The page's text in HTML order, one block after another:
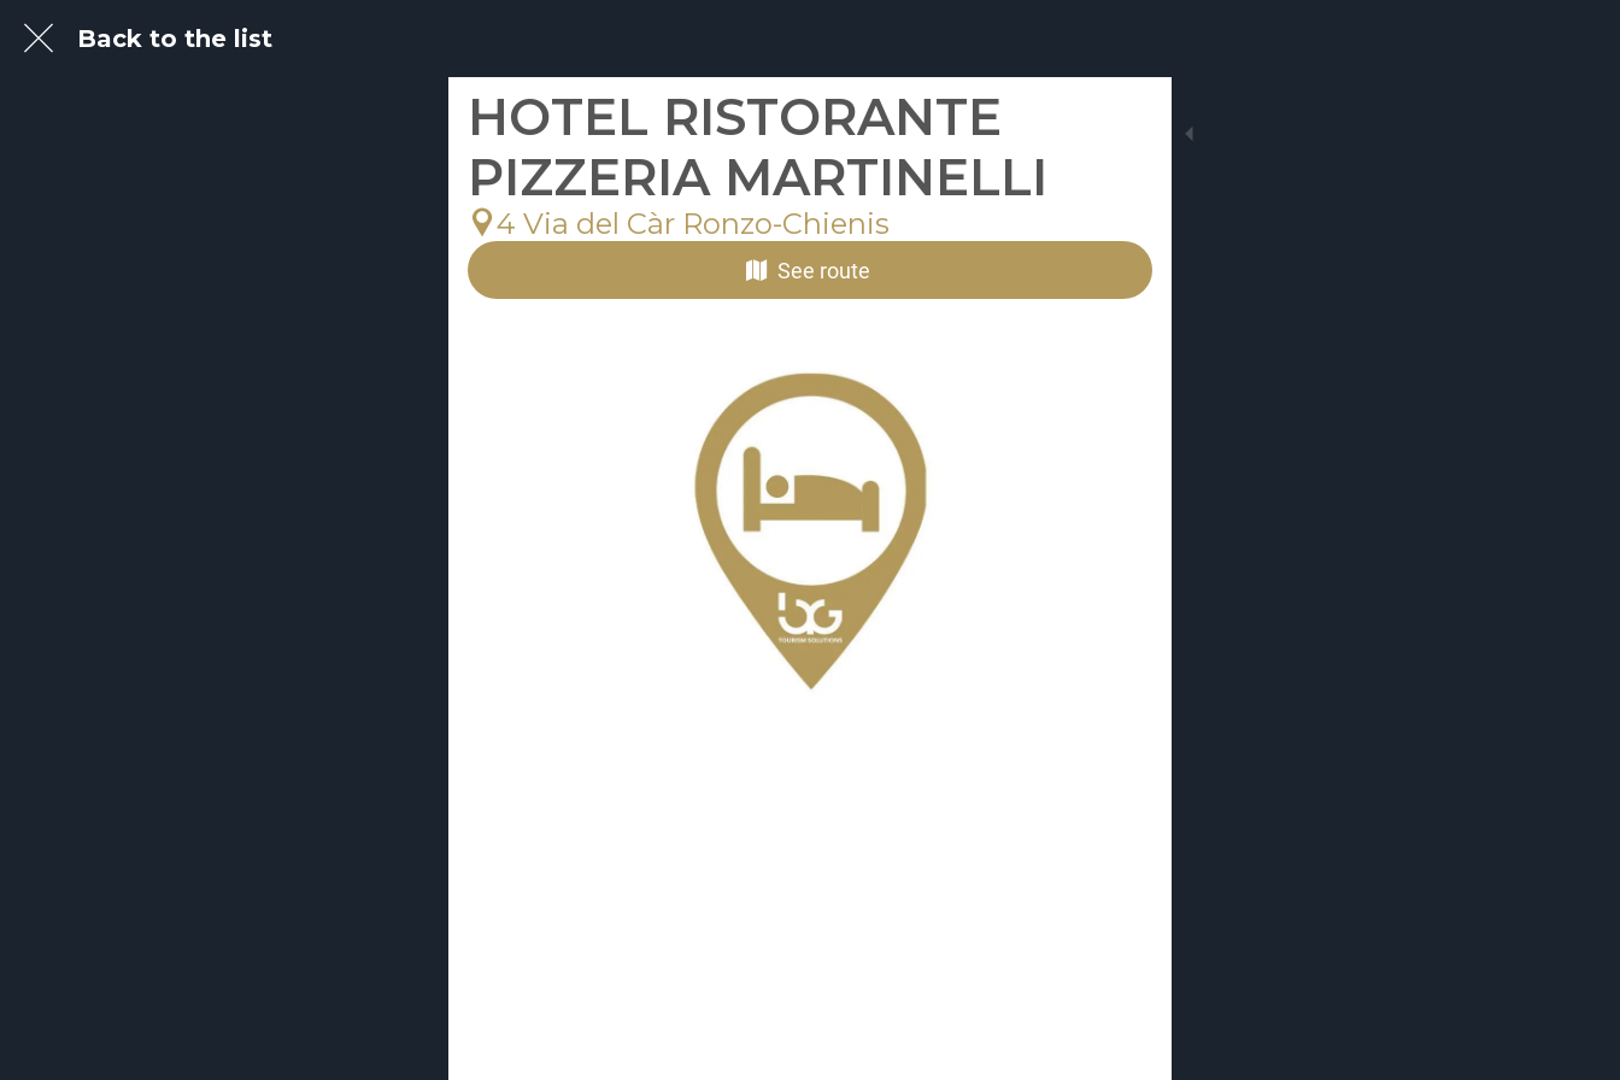
Back to the list
HOTEL RISTORANTE
PIZZERIA MARTINELLI
4 Via del Càr Ronzo-Chienis
See route